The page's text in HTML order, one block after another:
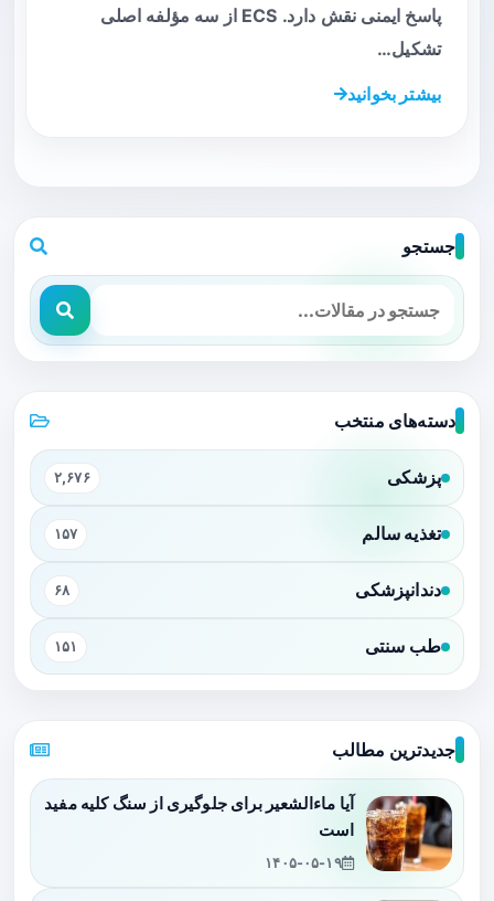
پاسخ ایمنی نقش دارد. ECS از سه مؤلفه اصلی
تشکیل…
بیشتر بخوانید
جستجو
دسته‌های منتخب
پزشکی ۲,۶۷۶
تغذیه سالم ۱۵۷
دندانپزشکی ۶۸
طب سنتی ۱۵۱
جدیدترین مطالب
آیا ماءالشعیر برای جلوگیری از سنگ کلیه مفید
است
۱۴۰۵-۰۵-۱۹